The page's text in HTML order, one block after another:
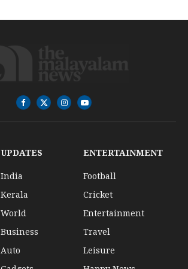
Facebook
X
(Twitter)
InstagramYouTube
UPDATES
India
Kerala
World
Business
Auto
ENTERTAINMENT
Football
Cricket
Entertainment
Travel
Leisure